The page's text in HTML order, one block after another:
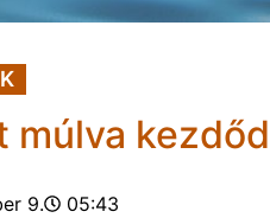
múlva
9. 05:43